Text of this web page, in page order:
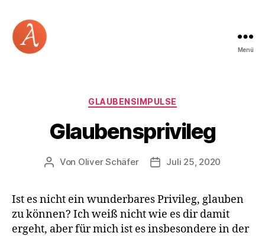
Menü
Kategorien
GLAUBENSIMPULSE
Glaubensprivileg
Beitragsautor
Von Oliver Schäfer Beitragsdatum
Juli 25, 2020
Ist es nicht ein wunderbares Privileg, glauben
zu können? Ich weiß nicht wie es dir damit
ergeht, aber für mich ist es insbesondere in der